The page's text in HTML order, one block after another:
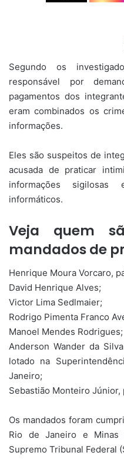
Segundo os
responsável por
pagamentos dos
eram combinados os
informações.
Eles são suspeitos de
acusada de praticar
informações
informáticos.
Veja quem
mandados de
Henrique Moura Vorcaro,
David Henrique Alves;
Victor Lima Sedlmaier;
Rodrigo Pimenta Franco
Manoel Mendes Rodrigues;
Anderson Wander da
lotado na
Janeiro;
Sebastião Monteiro
Os mandados foram
Rio de Janeiro e Minas
Supremo Tribunal Federal